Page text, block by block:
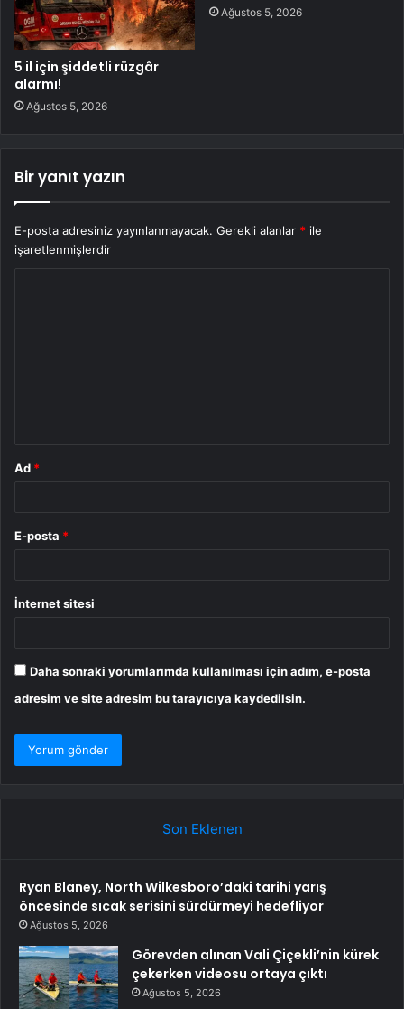
5 il için şiddetli rüzgâr
alarmı!
Ağustos 5, 2026
Ağustos 5, 2026
Bir yanıt yazın
E-posta adresiniz yayınlanmayacak. Gerekli alanlar * ile
işaretlenmişlerdir
Ad *
E-posta *
İnternet sitesi
Daha sonraki yorumlarımda kullanılması için adım, e-posta
adresim ve site adresim bu tarayıcıya kaydedilsin.
Son Eklenen
Ryan Blaney, North Wilkesboro’daki tarihi yarış
öncesinde sıcak serisini sürdürmeyi hedefliyor
Ağustos 5, 2026
Görevden alınan Vali Çiçekli’nin kürek
çekerken videosu ortaya çıktı
Ağustos 5, 2026